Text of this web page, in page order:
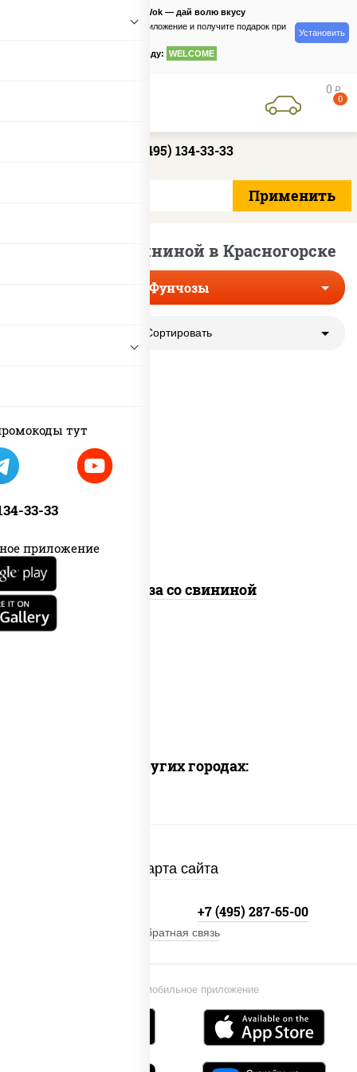
тут
33-33
приложение
PizzaSushiWok — дай волю вкусу
Скачайте приложение и получите подарок при
по промокоду: WELCOME
Установить
0 руб
0
+7 (495) 134-33-33
Фунчозы со свининой в Красногорске
Фунчозы
Сортировать
масло растительное, свинина,
морковь, лук репчатый, перец
болгарский, кабачки, соус
Фунчоза со свининой
Доставка в других городах:
Карта сайта
Установи мобильное приложение
+7 (495) 287-65-00
Обратная связь